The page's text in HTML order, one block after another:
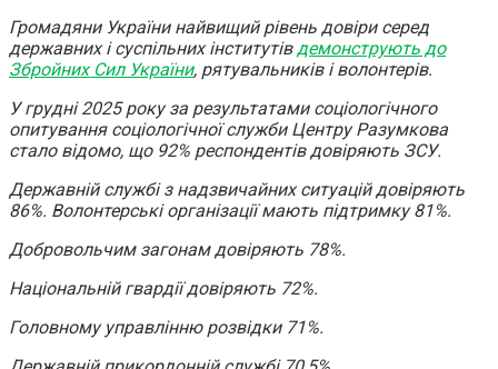
Громадяни України найвищий рівень довіри серед
державних і суспільних інститутів демонструють до
Збройних Сил України, рятувальників і волонтерів.
У грудні 2025 року за результатами соціологічного
опитування соціологічної служби Центру Разумкова
стало відомо, що 92% респондентів довіряють ЗСУ.
Державній службі з надзвичайних ситуацій довіряють
86%. Волонтерські організації мають підтримку 81%.
Добровольчим загонам довіряють 78%.
Національній гвардії довіряють 72%.
Головному управлінню розвідки 71%.